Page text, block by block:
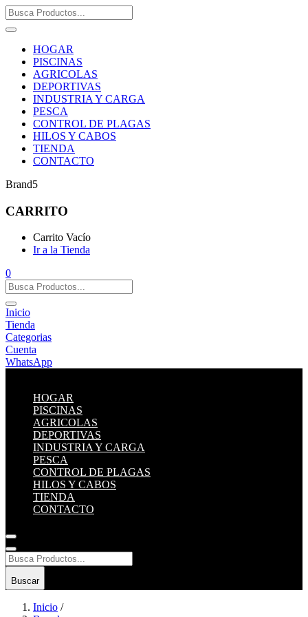
HOGAR
PISCINAS
AGRICOLAS
DEPORTIVAS
INDUSTRIA Y CARGA
PESCA
CONTROL DE PLAGAS
HILOS Y CABOS
TIENDA
CONTACTO
Brand5
CARRITO
Carrito Vacío
Ir a la Tienda
0
Inicio
Tienda
Categorias
Cuenta
WhatsApp
HOGAR
PISCINAS
AGRICOLAS
DEPORTIVAS
INDUSTRIA Y CARGA
PESCA
CONTROL DE PLAGAS
HILOS Y CABOS
TIENDA
CONTACTO
Buscar
Inicio /